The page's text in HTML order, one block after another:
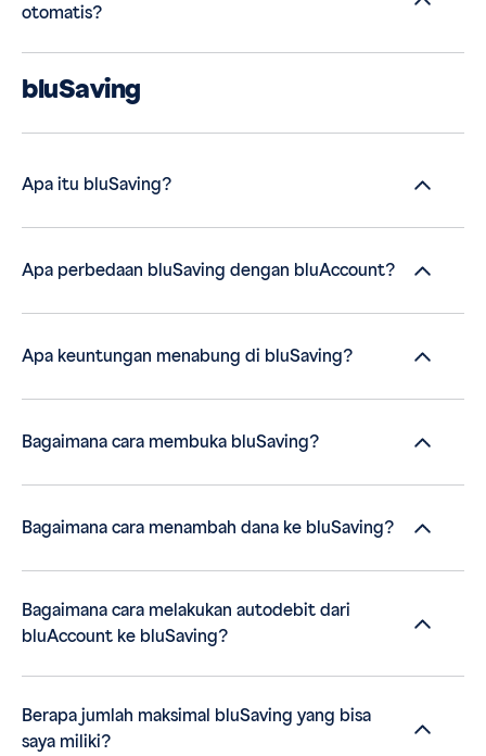
otomatis?
bluSaving
Apa itu bluSaving?
Apa perbedaan bluSaving dengan bluAccount?
Apa keuntungan menabung di bluSaving?
Bagaimana cara membuka bluSaving?
Bagaimana cara menambah dana ke bluSaving?
Bagaimana cara melakukan autodebit dari
bluAccount ke bluSaving?
Berapa jumlah maksimal bluSaving yang bisa
saya miliki?